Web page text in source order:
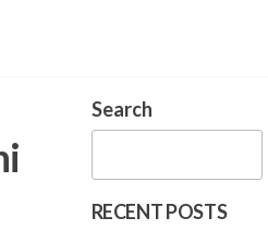
Search
RECENT POSTS